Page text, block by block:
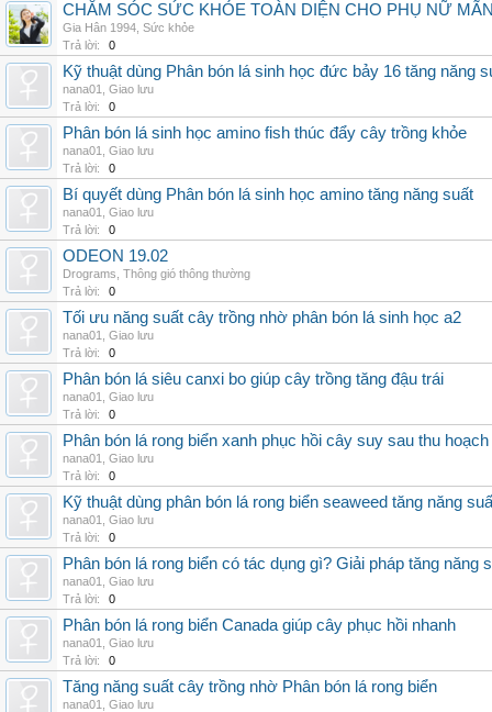
CHĂM SÓC SỨC KHỎE TOÀN DIỆN CHO PHỤ NỮ
Gia Hân 1994 Sức khỏe
Trả lời:
0
Kỹ thuật dùng Phân bón lá sinh học đức bảy 16 tăng năng
nana01
Giao lưu
Trả lời:
0
Phân bón lá sinh học amino fish thúc đẩy cây trồng khỏe
nana01
Giao lưu
Trả lời:
0
Bí quyết dùng Phân bón lá sinh học amino tăng năng suất
nana01
Giao lưu
Trả lời:
0
ODEON 19.02
Drograms Thông gió thông thường
Trả lời:
0
Tối ưu năng suất cây trồng nhờ phân bón lá sinh học a2
nana01
Giao lưu
Trả lời:
0
Phân bón lá siêu canxi bo giúp cây trồng tăng đậu trái
nana01
Giao lưu
Trả lời:
0
Phân bón lá rong biển xanh phục hồi cây suy sau thu hoạch
nana01
Giao lưu
Trả lời:
0
Kỹ thuật dùng phân bón lá rong biển seaweed tăng năng
nana01
Giao lưu
Trả lời:
0
Phân bón lá rong biển có tác dụng gì? Giải pháp tăng năng
nana01
Giao lưu
Trả lời:
0
Phân bón lá rong biển Canada giúp cây phục hồi nhanh
nana01
Giao lưu
Trả lời:
0
Tăng năng suất cây trồng nhờ Phân bón lá rong biển
nana01
Giao lưu